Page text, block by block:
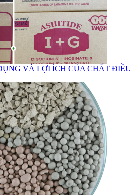
VÀ LỢI ÍCH CỦA CHẤT ĐIỀU